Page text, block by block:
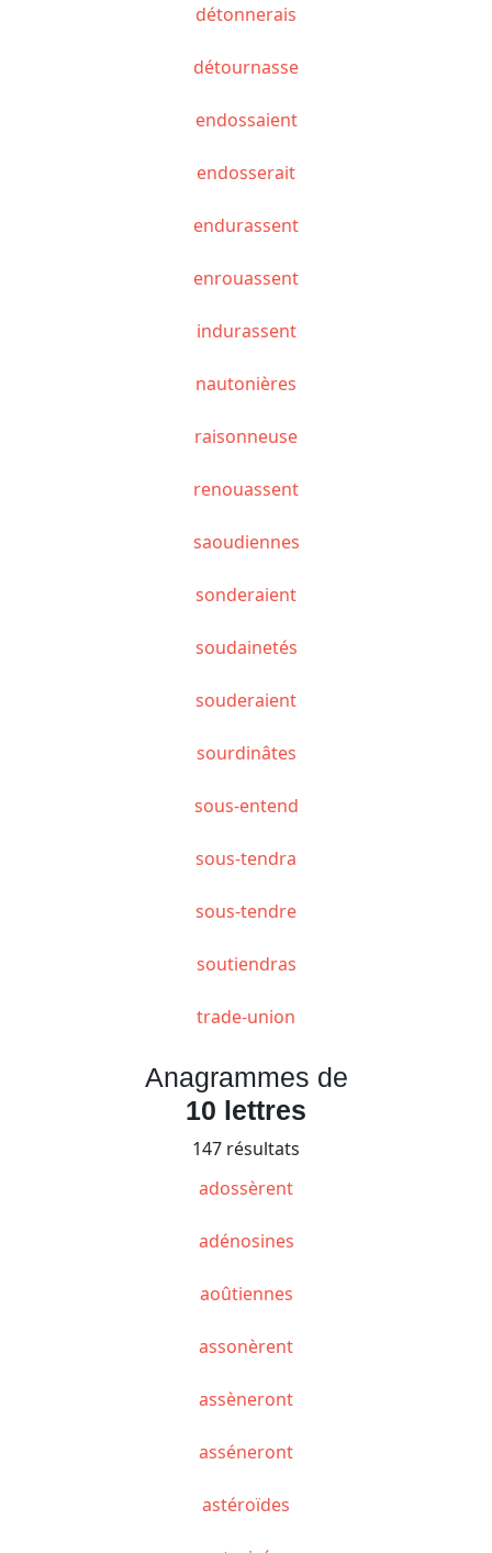
détonnerais
détournasse
endossaient
endosserait
endurassent
enrouassent
indurassent
nautonières
raisonneuse
renouassent
saoudiennes
sonderaient
soudainetés
souderaient
sourdinâtes
sous-entend
sous-tendra
sous-tendre
soutiendras
trade-union
Anagrammes de
10 lettres
147 résultats
adossèrent
adénosines
aoûtiennes
assonèrent
assèneront
asséneront
astéroïdes